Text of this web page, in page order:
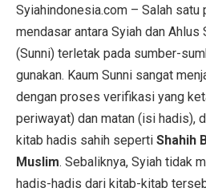
Syiahindonesia.com – Salah satu
mendasar antara Syiah dan Ahlus
(Sunni) terletak pada sumber-
gunakan. Kaum Sunni sangat
dengan proses verifikasi yang
periwayat) dan matan (isi hadis),
kitab hadis sahih seperti Shahih
Muslim. Sebaliknya, Syiah tidak
hadis-hadis dari kitab-kitab